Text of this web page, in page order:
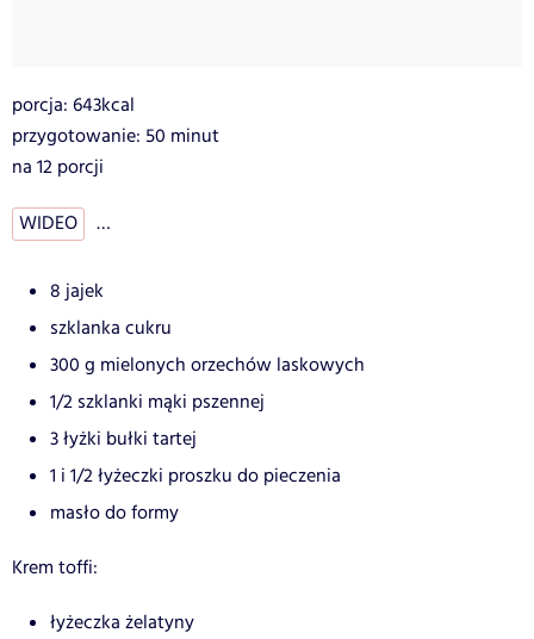
porcja: 643kcal
przygotowanie: 50 minut
na 12 porcji
WIDEO …
8 jajek
szklanka cukru
300 g mielonych orzechów laskowych
1/2 szklanki mąki pszennej
3 łyżki bułki tartej
1 i 1/2 łyżeczki proszku do pieczenia
masło do formy
Krem toffi:
łyżeczka żelatyny